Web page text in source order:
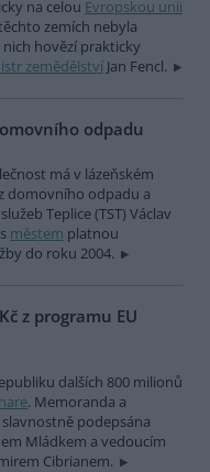
na celou Evropskou unii
zemích nebyla
hovězí prakticky
zemědělství Jan Fencl.
odpadu
má v lázeňském
domovního odpadu a
Teplice (TST) Václav
městem platnou
do roku 2004.
z programu EU
dalších 800 milionů
. Memoranda a
podepsána
Mládkem a vedoucím
Cibrianem.